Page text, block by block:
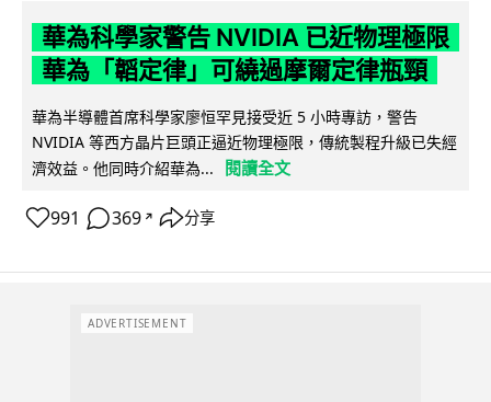
華為科學家警告 NVIDIA 已近物理極限
華為「韜定律」可繞過摩爾定律瓶頸
華為半導體首席科學家廖恒罕見接受近 5 小時專訪，警告
NVIDIA 等西方晶片巨頭正逼近物理極限，傳統製程升級已失經
濟效益。他同時介紹華為...
閱讀全文
991 369 ↗ 分享
ADVERTISEMENT